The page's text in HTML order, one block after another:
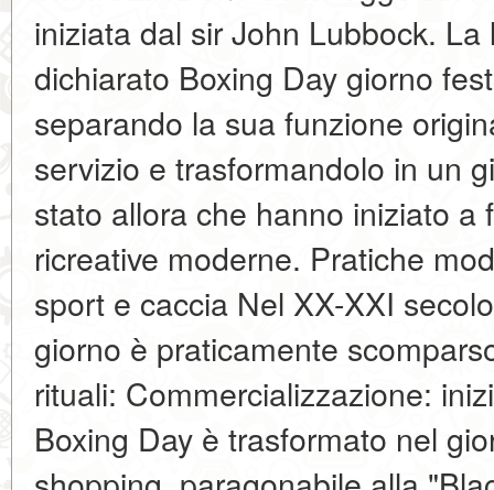
iniziata dal sir John Lubbock.
dichiarato Boxing Day giorno
separando la sua funzione
servizio e trasformandolo in un
stato allora che hanno iniziato
ricreative moderne. Pratiche
sport e caccia Nel XX-XXI
giorno è praticamente
rituali: Commercializzazione:
Boxing Day è trasformato nel